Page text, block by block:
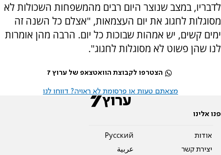
לדבריו, במצב שנוצר היום רבים מהמשפחות השכולות לא
מסוגלות לחגוג את יום העצמאות, "אצלם כל השנה זה
ימים קשים, יש אמהות שבוכות כל יום. הרבה מהן אומרות
לנו שהן פשוט לא מסוגלות לחגוג".
הצטרפו לקבוצת הוואטצאפ של ערוץ 7
מצאתם טעות או פרסומת לא ראויה? דווחו לנו
פנו אלינו
אודות
יצירת קשר
Pусский
عربية